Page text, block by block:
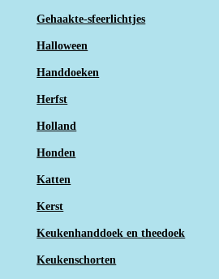
Gehaakte-sfeerlichtjes
Halloween
Handdoeken
Herfst
Holland
Honden
Katten
Kerst
Keukenhanddoek en theedoek
Keukenschorten